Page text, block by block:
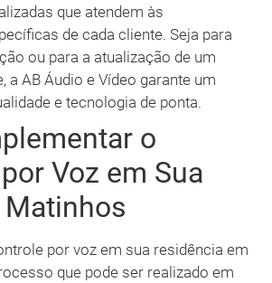
que atendem às
de cada cliente. Seja para
ou para a atualização de um
a AB Áudio e Vídeo garante um
e tecnologia de ponta.
o
Voz em Sua
por voz em sua residência em
que pode ser realizado em